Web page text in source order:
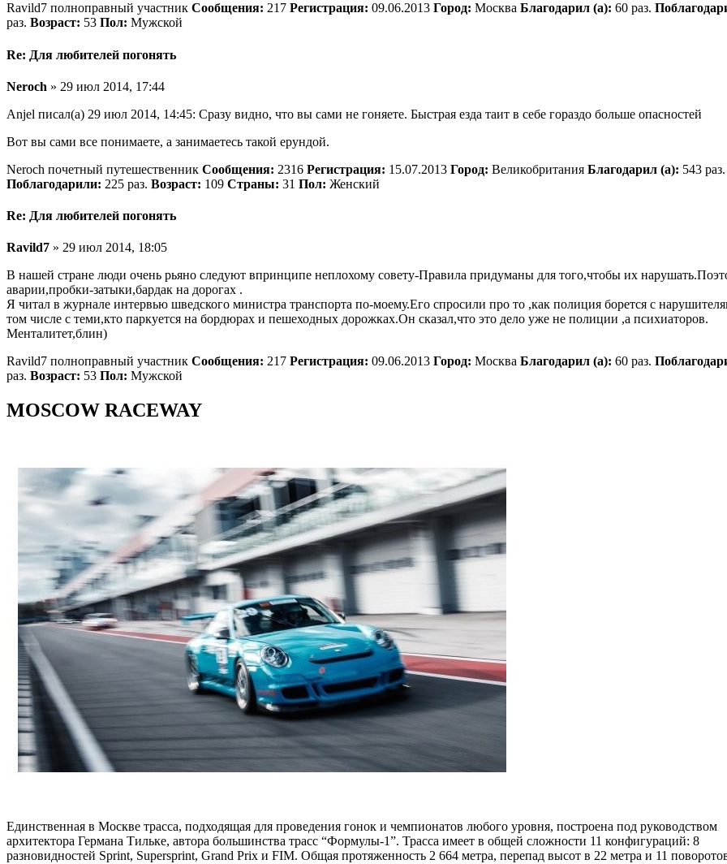
Ravild7 полноправный участник Сообщения: 217 Регистрация: 09.06.2013 Город: Москва Благодарил (а): 60 раз.
раз. Возраст: 53 Пол: Мужской
Re: Для любителей погонять
Neroch » 29 июл 2014, 17:44
Anjel писал(а) 29 июл 2014, 14:45: Сразу видно, что вы сами не гоняете. Быстрая езда таит в себе гораздо больше опасностей
Вот вы сами все понимаете, а занимаетесь такой ерундой.
Neroch почетный путешественник Сообщения: 2316 Регистрация: 15.07.2013 Город: Великобритания Благодарил (а): 543 раз.
Поблагодарили: 225 раз. Возраст: 109 Страны: 31 Пол: Женский
Re: Для любителей погонять
Ravild7 » 29 июл 2014, 18:05
В нашей стране люди очень рьяно следуют впринципе неплохому совету-Правила придуманы для того,чтобы их
аварии,пробки-затыки,бардак на дорогах .
Я читал в журнале интервью шведского министра транспорта по-моему.Его спросили про то ,как полиция борется с
том числе с теми,кто паркуется на бордюрах и пешеходных дорожках.Он сказал,что это дело уже не полиции ,а психиаторов.
Менталитет,блин)
Ravild7 полноправный участник Сообщения: 217 Регистрация: 09.06.2013 Город: Москва Благодарил (а): 60 раз.
раз. Возраст: 53 Пол: Мужской
MOSCOW RACEWAY
Единственная в Москве трасса, подходящая для проведения гонок и чемпионатов любого уровня, построена под руководством
архитектора Германа Тильке, автора большинства трасс “Формулы-1”. Трасса имеет в общей сложности 11 конфигураций: 8
разновидностей Sprint, Supersprint, Grand Prix и FIM. Общая протяженность 2 664 метра, перепад высот в 22 метра и 11